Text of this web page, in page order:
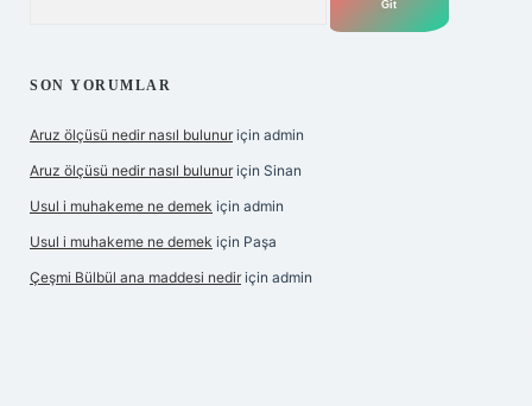
SON YORUMLAR
Aruz ölçüsü nedir nasıl bulunur için admin
Aruz ölçüsü nedir nasıl bulunur için Sinan
Usul i muhakeme ne demek için admin
Usul i muhakeme ne demek için Paşa
Çeşmi Bülbül ana maddesi nedir için admin